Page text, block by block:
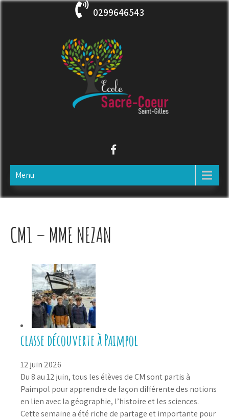
Skip
0299646543
ECOLE SACRE COEUR
Menu
CM1 – MME NEZAN
classe découverte à Paimpol
12 juin 2026
Du 8 au 12 juin, tous les élèves de CM sont partis à
Paimpol pour apprendre de façon différente des notions
en lien avec la géographie, l’histoire et les sciences.
Cette semaine a été riche de partage et importante pour